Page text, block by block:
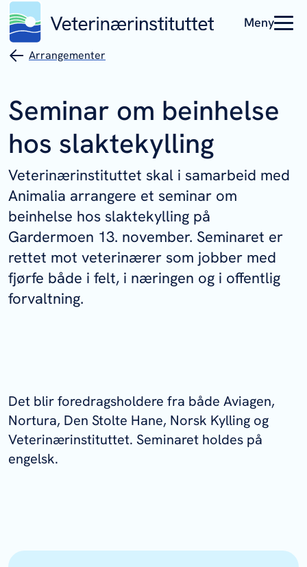
Meny
Arrangementer
Seminar om beinhelse
hos slaktekylling
Veterinærinstituttet skal i samarbeid med
Animalia arrangere et seminar om
beinhelse hos slaktekylling på
Gardermoen 13. november. Seminaret er
rettet mot veterinærer som jobber med
fjørfe både i felt, i næringen og i offentlig
forvaltning.
Det blir foredragsholdere fra både Aviagen,
Nortura, Den Stolte Hane, Norsk Kylling og
Veterinærinstituttet. Seminaret holdes på
engelsk.